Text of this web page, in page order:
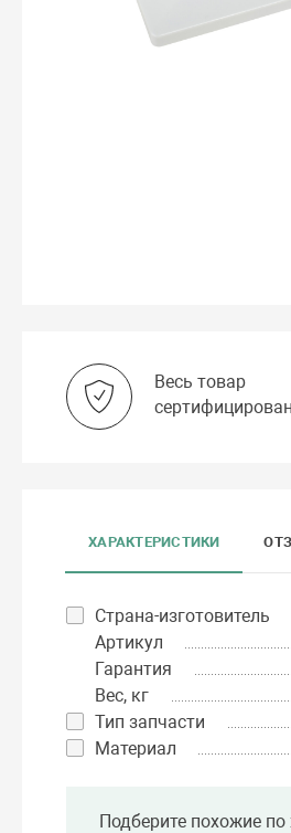
Весь товар
сертифицирован
ХАРАКТЕРИСТИКИ
Страна-изготовитель
Артикул
Гарантия
Вес, кг
Тип запчасти
Материал
Подберите похожие